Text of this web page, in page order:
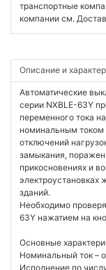
транспортные
компании см.
Описание и
Автоматические
серии NXBLE-63Y
переменного тока
номинальным током
отключений
замыкания,
прикосновениях и
зданий.
Необходимо
63Y нажатием на
Основные
Номинальный ток –
Исполнение по